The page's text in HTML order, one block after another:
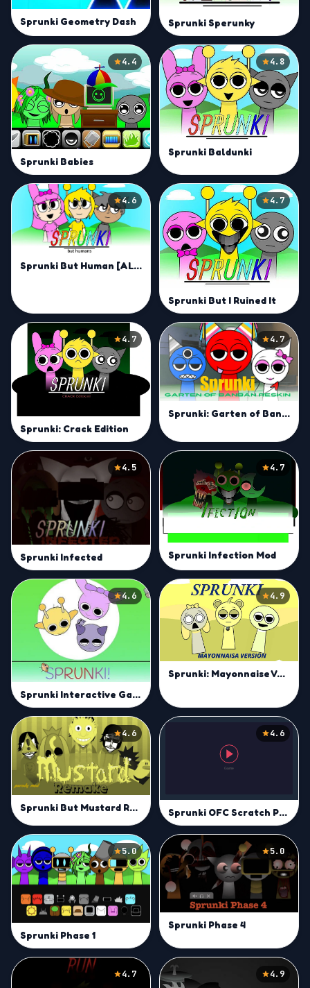
Sprunki Geometry Dash Sprunki Sperunky
4.4
Sprunki Babies
4.8
Sprunki Baldunki
4.6
Sprunki But Human [ALL CHARACTERS]
4.7
Sprunki But I Ruined It
4.7
Sprunki: Crack Edition
4.7
Sprunki: Garten of Banban Reskin
4.5
Sprunki Infected
4.7
Sprunki Infection Mod
4.6
Sprunki Interactive Game
4.9
Sprunki: Mayonnaise Version
4.6
Sprunki But Mustard Remake
4.6
Sprunki OFC Scratch Port
5.0
Sprunki Phase 1
5.0
Sprunki Phase 4
4.7 4.9